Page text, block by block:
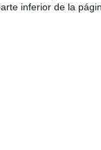
inferior de la